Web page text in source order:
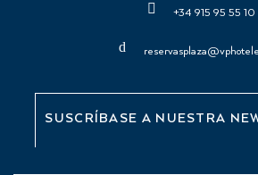
+34 915 95 55 10
SUSCRÍBASE A NUESTRA